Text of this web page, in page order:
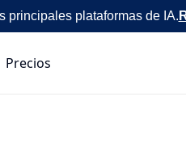
principales plataformas de IA.
Precios